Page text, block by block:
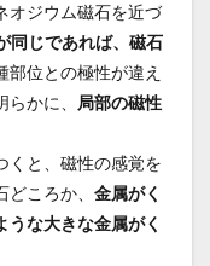
オジウム磁石を近づ
同じであれば、磁石
位との極性が違え
かに、
局部の磁性
くと、磁性の感覚を
ころか、 金属がく
うな大きな金属がく